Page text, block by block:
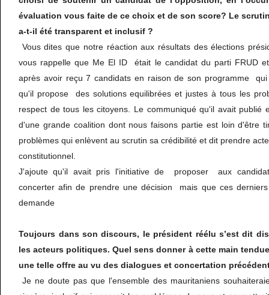
évaluation vous faite de ce choix et de son score? Le
a-t-il été transparent et inclusif ?
Vous dites que notre réaction aux résultats des élections
vous rappelle que Me El ID était le candidat du parti FRUD
après avoir reçu 7 candidats en raison de son programme
qu'il propose des solutions equilibrées et justes à tous les
respect de tous les citoyens. Le communiqué qu'il avait publié
d'une grande coalition dont nous faisons partie est loin d'être
problèmes qui enlèvent au scrutin sa crédibilité et dit prendre
constitutionnel.
J'ajoute qu'il avait pris l'initiative de proposer aux
concerter afin de prendre une décision mais que ces
demande
Toujours dans son discours, le président réélu s’est dit
les acteurs politiques. Quel sens donner à cette main
une telle offre au vu des dialogues et concertation
Je ne doute pas que l'ensemble des mauritaniens